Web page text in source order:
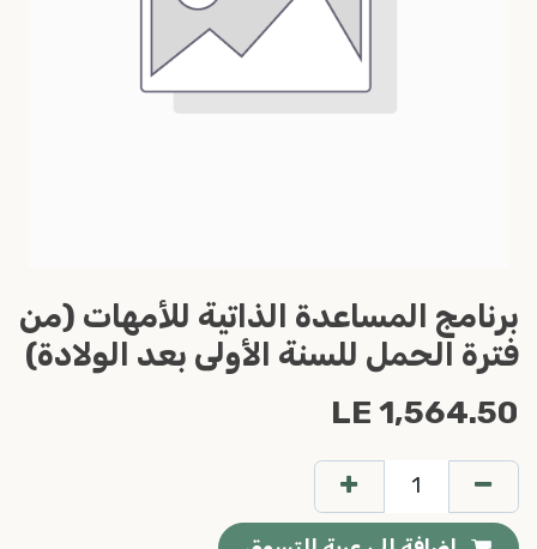
برنامج المساعدة الذاتية للأمهات (من
فترة الحمل للسنة الأولى بعد الولادة)
1,564.50